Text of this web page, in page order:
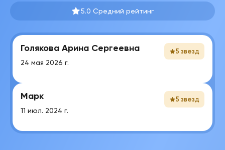
5.0 Средний рейтинг
Голякова Арина Сергеевна
24 мая 2026 г.
5 звезд
Марк
11 июл. 2024 г.
5 звезд